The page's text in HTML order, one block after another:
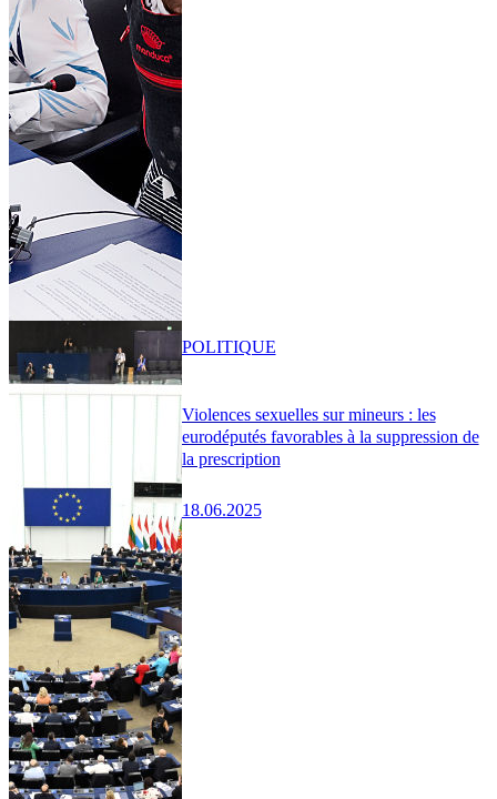
Violences sexuelles sur mineurs : les
eurodéputés favorables à la suppression de
la prescription
18.06.2025
POLITIQUE